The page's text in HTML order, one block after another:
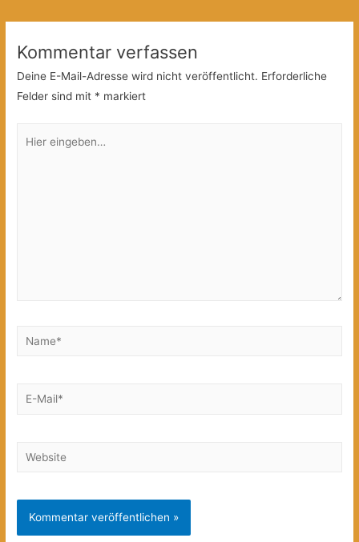
Kommentar verfassen
Deine E-Mail-Adresse wird nicht veröffentlicht. Erforderliche
Felder sind mit * markiert
eingeben…
Name*
E-
Website